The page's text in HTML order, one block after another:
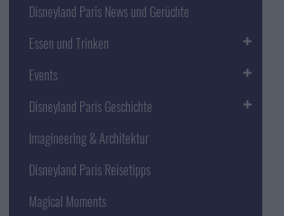
Disneyland Paris News und Gerüchte
Essen und Trinken
Events
Disneyland Paris Geschichte
Imagineering & Architektur
Disneyland Paris Reisetipps
Magical Moments